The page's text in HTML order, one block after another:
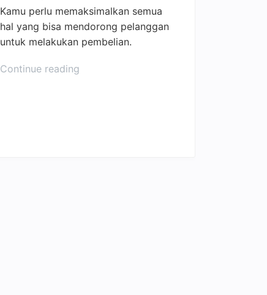
Kamu perlu memaksimalkan semua
hal yang bisa mendorong pelanggan
untuk melakukan pembelian.
Continue reading